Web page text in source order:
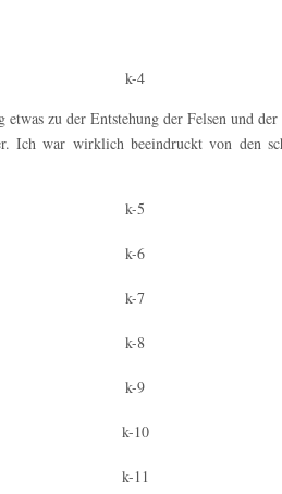
zu der Entstehung der Felsen und
Ich war wirklich beeindruckt von den